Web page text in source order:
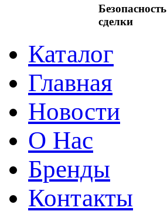
Безопасность
сделки
Каталог
Главная
Новости
О Нас
Бренды
Контакты